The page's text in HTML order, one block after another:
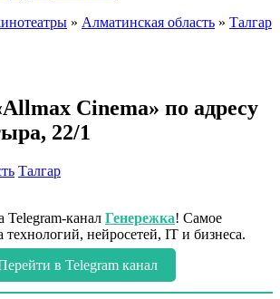
» Алматинская область » Талгар
Cinema» по адресу
22/1
Талгар
Telegram-канал Генережка! Самое
технологий, нейросетей, IT и бизнеса.
в Telegram канал